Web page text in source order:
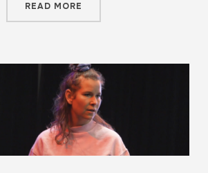
READ MORE